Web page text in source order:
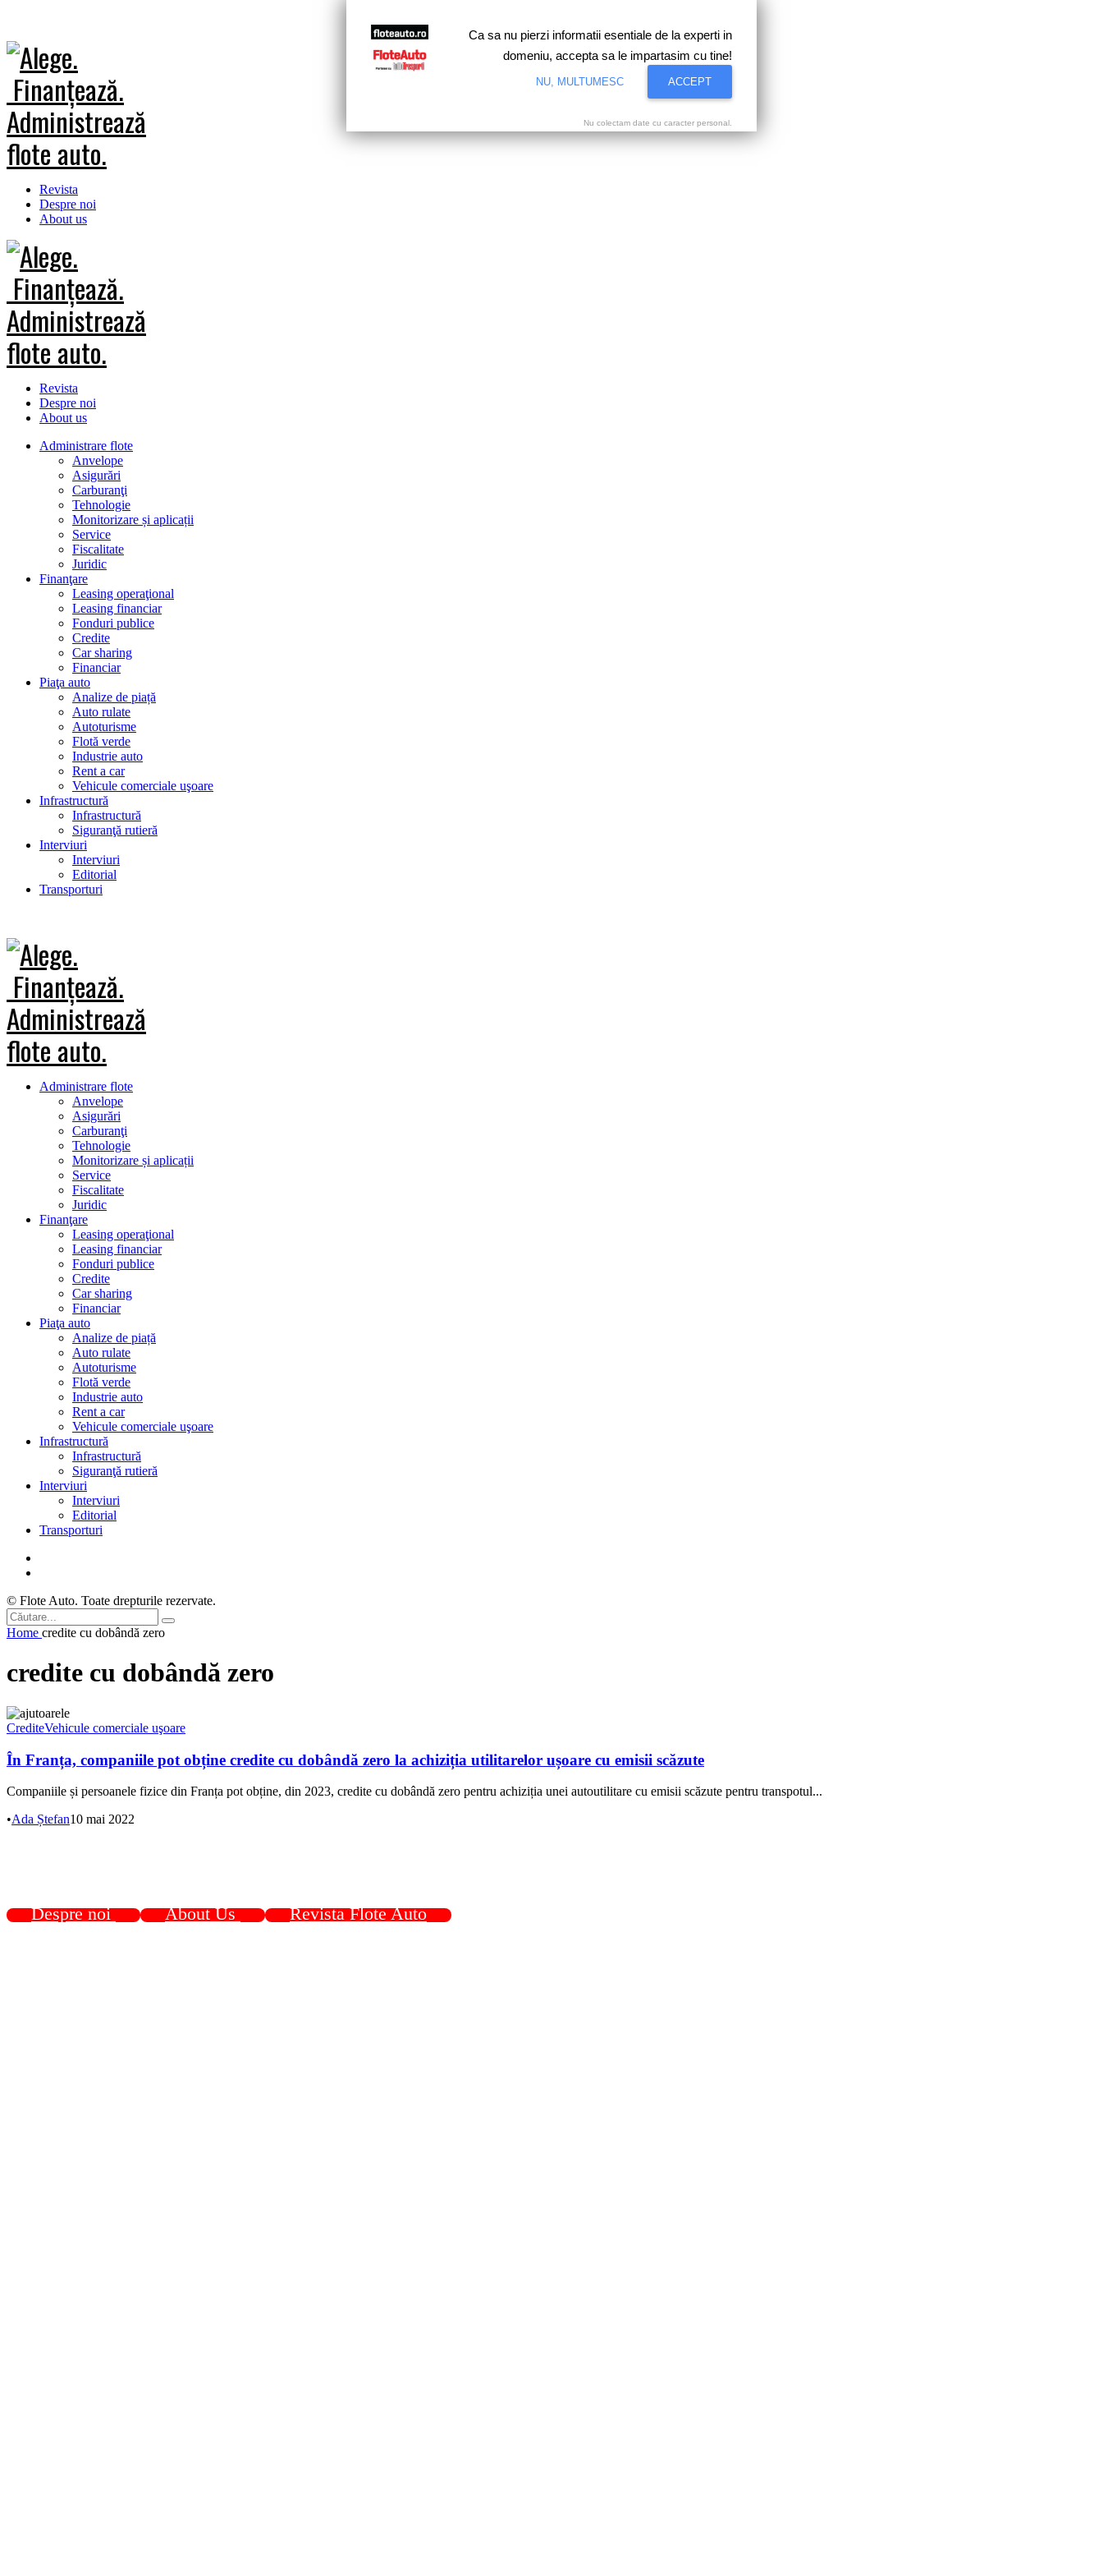
Revista
Despre noi
About us
Revista
Despre noi
About us
Administrare flote
Anvelope
Asigurări
Carburanţi
Tehnologie
Monitorizare și aplicații
Service
Fiscalitate
Juridic
Finanţare
Leasing operaţional
Leasing financiar
Fonduri publice
Credite
Car sharing
Financiar
Piaţa auto
Analize de piață
Auto rulate
Autoturisme
Flotă verde
Industrie auto
Rent a car
Vehicule comerciale uşoare
Infrastructură
Infrastructură
Siguranţă rutieră
Interviuri
Interviuri
Editorial
Transporturi
Administrare flote
Anvelope
Asigurări
Carburanţi
Tehnologie
Monitorizare și aplicații
Service
Fiscalitate
Juridic
Finanţare
Leasing operaţional
Leasing financiar
Fonduri publice
Credite
Car sharing
Financiar
Piaţa auto
Analize de piață
Auto rulate
Autoturisme
Flotă verde
Industrie auto
Rent a car
Vehicule comerciale uşoare
Infrastructură
Infrastructură
Siguranţă rutieră
Interviuri
Interviuri
Editorial
Transporturi
© Flote Auto. Toate drepturile rezervate.
Home credite cu dobândă zero
credite cu dobândă zero
CrediteVehicule comerciale uşoare
În Franța, companiile pot obține credite cu dobândă zero la achiziția utilitarelor ușoare cu emisii scăzute
Companiile și persoanele fizice din Franța pot obține, din 2023, credite cu dobândă zero pentru achiziția unei autoutilitare cu emisii scăzute pentru transpotul...
•Ada Ștefan10 mai 2022
Despre noi About Us Revista Flote Auto
Ca sa nu pierzi informatii esentiale de la experti in
domeniu, accepta sa le impartasim cu tine!
NU, MULTUMESC ACCEPT
Nu colectam date cu caracter personal.